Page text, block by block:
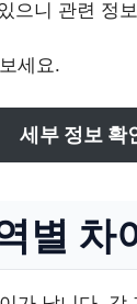
으니 관련 정
세요.
세부 정보 확
별 차